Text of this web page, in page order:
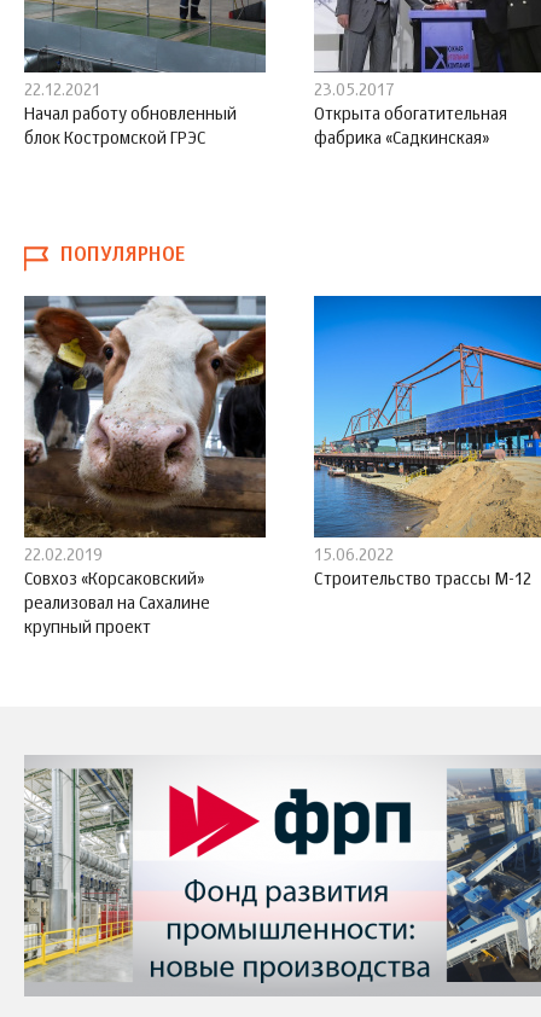
22.12.2021
Начал работу обновленный
блок Костромской ГРЭС
23.05.2017
Открыта обогатительная
фабрика «Садкинская»
ПОПУЛЯРНОЕ
22.02.2019
Совхоз «Корсаковский»
реализовал на Сахалине
крупный проект
15.06.2022
Строительство трассы М-12